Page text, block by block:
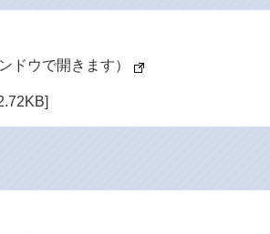
ドウで開きます）